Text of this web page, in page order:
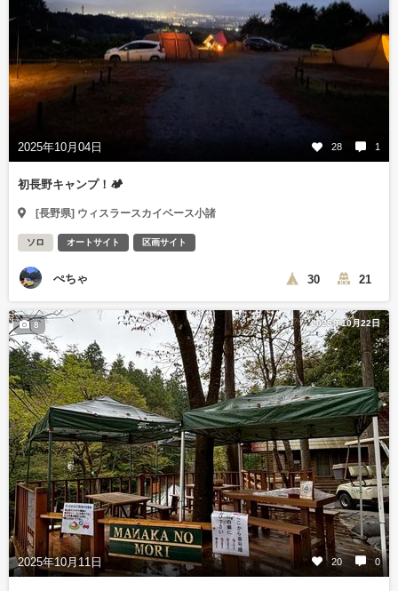
2025年10月04日 28 1
初長野キャンプ！🏕
[長野県] ウィスラースカイベース小諸
ソロ オートサイト 区画サイト
ぺちゃ 30 21
2025年10月22日
2025年10月11日 20 0
8